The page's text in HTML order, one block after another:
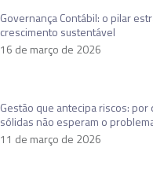
Governança Contábil: o pilar
crescimento sustentável
16 de março de 2026
Gestão que antecipa riscos:
sólidas não esperam o
11 de março de 2026